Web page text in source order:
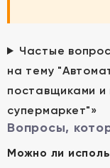
Частые
на тему
поставщиками
супермаркет"»
Вопросы,
Можно ли